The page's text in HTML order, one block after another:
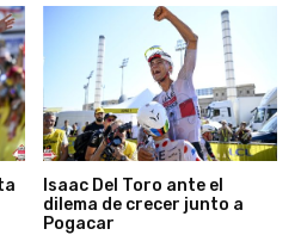
Isaac Del Toro ante el
dilema de crecer junto a
Pogacar